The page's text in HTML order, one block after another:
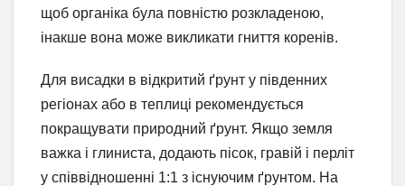
щоб органіка була повністю розкладеною,
інакше вона може викликати гниття коренів.
Для висадки в відкритий ґрунт у південних
регіонах або в теплиці рекомендується
покращувати природний ґрунт. Якщо земля
важка і глиниста, додають пісок, гравій і перліт
у співвідношенні 1:1 з існуючим ґрунтом. На